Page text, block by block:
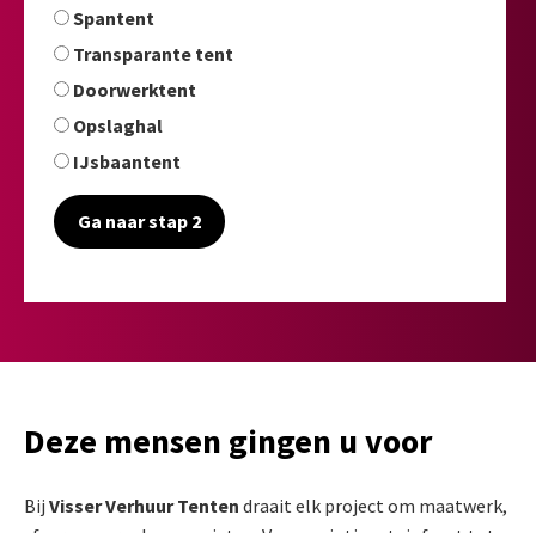
Spantent
Transparante tent
Doorwerktent
Opslaghal
IJsbaantent
Ga naar stap 2
Deze mensen gingen u voor
Bij Visser Verhuur Tenten draait elk project om maatwerk,